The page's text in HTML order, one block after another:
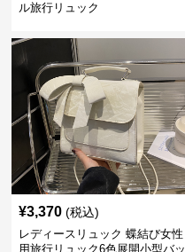
ル旅行リュック
¥3,370 (税込)
レディースリュック 蝶結び女性
用旅行リュック6色展開小型バッ